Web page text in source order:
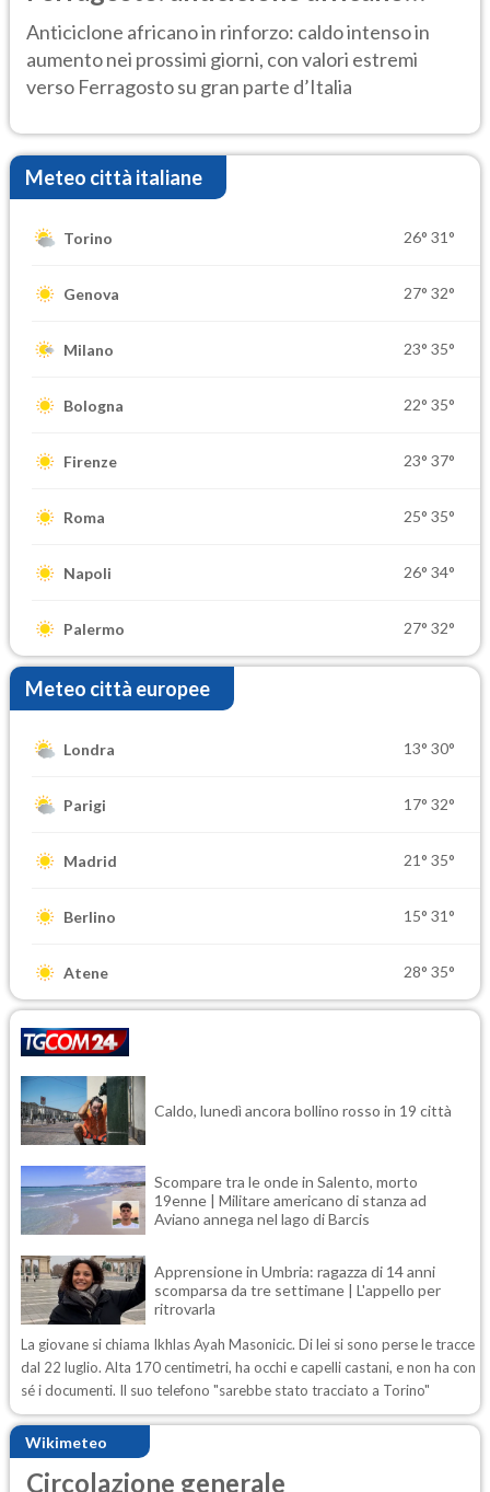
ancora protagonista
Anticiclone africano in rinforzo: caldo intenso in
aumento nei prossimi giorni, con valori estremi
verso Ferragosto su gran parte d’Italia
Meteo città italiane
Torino 26° 31°
Genova 27° 32°
Milano 23° 35°
Bologna 22° 35°
Firenze 23° 37°
Roma 25° 35°
Napoli 26° 34°
Palermo 27° 32°
Meteo città europee
Londra 13° 30°
Parigi 17° 32°
Madrid 21° 35°
Berlino 15° 31°
Atene 28° 35°
Caldo, lunedì ancora bollino rosso in 19 città
Scompare tra le onde in Salento, morto
19enne | Militare americano di stanza ad
Aviano annega nel lago di Barcis
Apprensione in Umbria: ragazza di 14 anni
scomparsa da tre settimane | L'appello per
ritrovarla
La giovane si chiama Ikhlas Ayah Masonicic. Di lei si sono perse le tracce
dal 22 luglio. Alta 170 centimetri, ha occhi e capelli castani, e non ha con
sé i documenti. Il suo telefono "sarebbe stato tracciato a Torino"
Wikimeteo
Circolazione generale